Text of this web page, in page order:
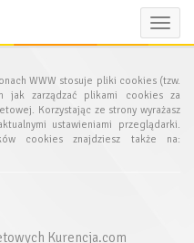
Toggle
WWW stosuje pliki cookies (tzw.
jak zarządzać plikami cookies za
Korzystając ze strony wyrażasz
ustawieniami przeglądarki.
cookies znajdziesz także na:
Kurencja.com